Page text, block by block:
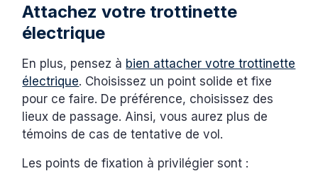
Attachez votre trottinette
électrique
En plus, pensez à bien attacher votre trottinette
électrique. Choisissez un point solide et fixe
pour ce faire. De préférence, choisissez des
lieux de passage. Ainsi, vous aurez plus de
témoins de cas de tentative de vol.
Les points de fixation à privilégier sont :